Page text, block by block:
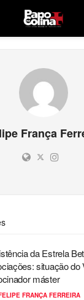
França
da Estrela
situação
máster
FRANÇA FERREIRA